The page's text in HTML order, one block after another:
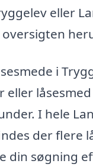
eller
i
I hele
der flere
din søgning